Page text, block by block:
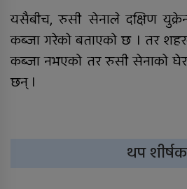
यसैबीच, रुसी सेनाले दक्षिण
कब्जा गरेको बताएको छ । तर
कब्जा नभएको तर रुसी सेनाको
छन् ।
थप शीर्षक